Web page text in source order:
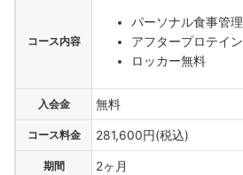
コース内容
パーソナル食事管理
アフタープロテイン
ロッカー無料
入会金 無料
コース料金 281,600円(税込)
期間 2ヶ月